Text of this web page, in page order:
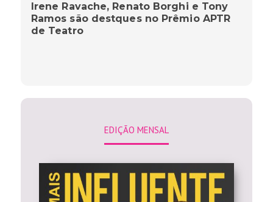
Irene Ravache, Renato Borghi e Tony
Ramos são destques no Prêmio APTR
de Teatro
EDIÇÃO MENSAL